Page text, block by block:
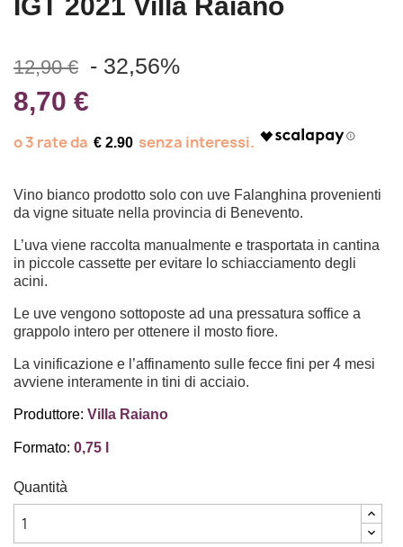
12,90 € - 32,56%
8,70 €
€ 2.90
Vino bianco prodotto solo con uve Falanghina provenienti
da vigne situate nella provincia di Benevento.
L’uva viene raccolta manualmente e trasportata in cantina
in piccole cassette per evitare lo schiacciamento degli
acini.
Le uve vengono sottoposte ad una pressatura soffice a
grappolo intero per ottenere il mosto fiore.
La vinificazione e l’affinamento sulle fecce fini per 4 mesi
avviene interamente in tini di acciaio.
Produttore: Villa Raiano
Formato: 0,75 l
Quantità